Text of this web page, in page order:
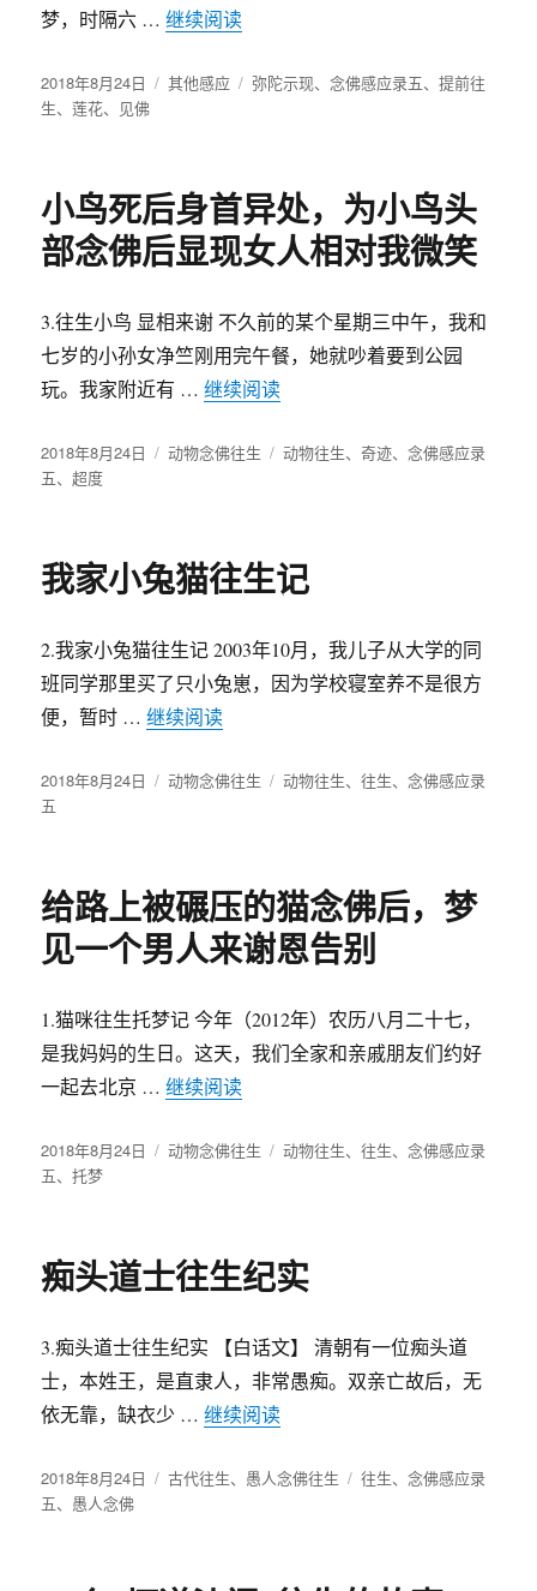
梦，时隔六 …继续阅读
发
布
2018年8月24日
分
其他感应
标
弥陀示现、念佛感应录五、提前往
生、莲花、 见佛
小鸟死后身首异处，为小鸟头
部念佛后显现女人相对我微笑
3.往生小鸟 显相来谢 不久前的某个星期三中午，我和
七岁的小孙女净竺刚用完午餐，她就吵着要到公园
玩。我家附近有 …继续阅读
发
布
2018年8月24日
分
动物念佛往生
标
动物往生、奇迹、念佛感应录
五、超度
我家小兔猫往生记
2.我家小兔猫往生记 2003年10月，我儿子从大学的同
班同学那里买了只小兔崽，因为学校寝室养不是很方
便，暂时 …继续阅读
发
布
2018年8月24日
分
动物念佛往生
标
动物往生、往生、念佛感应录
五
给路上被碾压的猫念佛后，梦
见一个男人来谢恩告别
1.猫咪往生托梦记 今年（2012年）农历八月二十七，
是我妈妈的生日。这天，我们全家和亲戚朋友们约好
一起去北京 …继续阅读
发
布
2018年8月24日
分
动物念佛往生
标
动物往生、往生、念佛感应录
五、托梦
痴头道士往生纪实
3.痴头道士往生纪实 【白话文】 清朝有一位痴头道
士，本姓王，是直隶人，非常愚痴。双亲亡故后，无
依无靠，缺衣少 …继续阅读
发
布
2018年8月24日
分
古代往生、 愚人念佛往生
标
往生、念佛感应录
五、 愚人念佛